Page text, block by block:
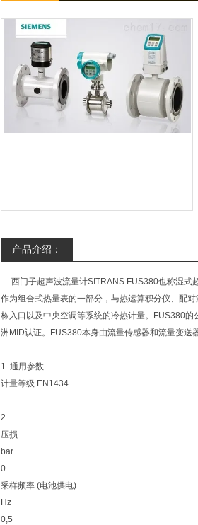
产品介绍：
西门子超声波流量计SITRANS FUS380也称湿式
作为组合式热量表的一部分，与热运算积分仪、配
栋入口以及中央空调等系统的冷热计量。FUS380
洲MID认证。FUS380本身由流量传感器和流量变送
1. 通用参数
计量等级 EN1434
2
压损
bar
0
采样频率 (电池供电)
Hz
0,5